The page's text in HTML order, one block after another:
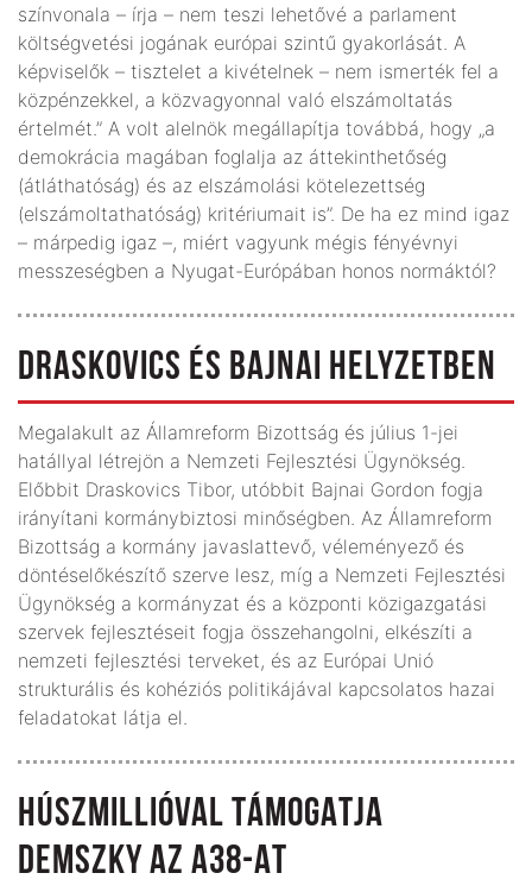
színvonala – írja – nem teszi lehetővé a parlament
költségvetési jogának európai szintű gyakorlását. A
képviselők – tisztelet a kivételnek – nem ismerték fel a
közpénzekkel, a közvagyonnal való elszámoltatás
értelmét.” A volt alelnök megállapítja továbbá, hogy „a
demokrácia magában foglalja az áttekinthetőség
(átláthatóság) és az elszámolási kötelezettség
(elszámoltathatóság) kritériumait is”. De ha ez mind igaz
– márpedig igaz –, miért vagyunk mégis fényévnyi
messzeségben a Nyugat-Európában honos normáktól?
DRASKOVICS ÉS BAJNAI HELYZETBEN
Megalakult az Államreform Bizottság és július 1-jei
hatállyal létrejön a Nemzeti Fejlesztési Ügynökség.
Előbbit Draskovics Tibor, utóbbit Bajnai Gordon fogja
irányítani kormánybiztosi minőségben. Az Államreform
Bizottság a kormány javaslattevő, véleményező és
döntéselőkészítő szerve lesz, míg a Nemzeti Fejlesztési
Ügynökség a kormányzat és a központi közigazgatási
szervek fejlesztéseit fogja összehangolni, elkészíti a
nemzeti fejlesztési terveket, és az Európai Unió
strukturális és kohéziós politikájával kapcsolatos hazai
feladatokat látja el.
HÚSZMILLIÓVAL TÁMOGATJA
DEMSZKY AZ A38-AT